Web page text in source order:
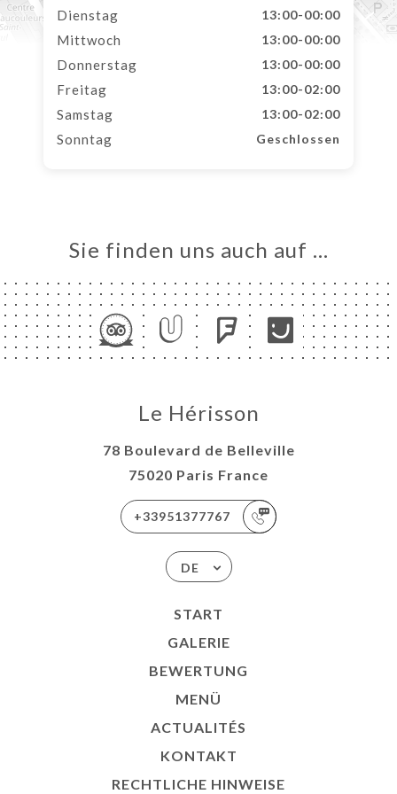
Dienstag 13:00-00:00
Mittwoch 13:00-00:00
Donnerstag 13:00-00:00
Freitag 13:00-02:00
Samstag 13:00-02:00
Sonntag Geschlossen
Sie finden uns auch auf …
Le Hérisson
78 Boulevard de Belleville
75020 Paris France
+33951377767
DE
START
GALERIE
BEWERTUNG
MENÜ
ACTUALITÉS
KONTAKT
RECHTLICHE HINWEISE